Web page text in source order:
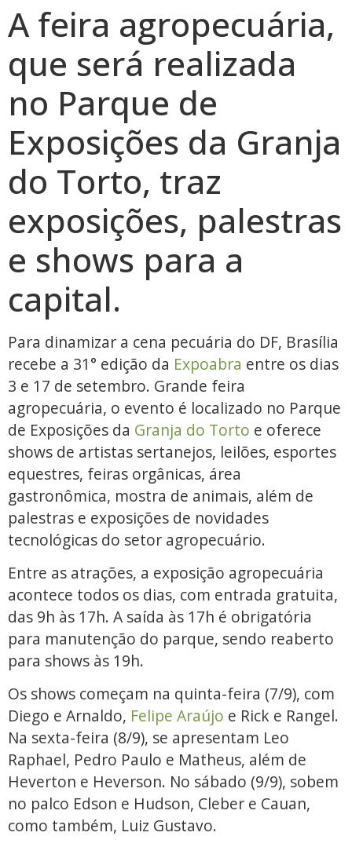
A feira agropecuária,
que será realizada
no Parque de
Exposições da Granja
do Torto, traz
exposições, palestras
e shows para a
capital.
Para dinamizar a cena pecuária do DF, Brasília
recebe a 31° edição da Expoabra entre os dias
3 e 17 de setembro. Grande feira
agropecuária, o evento é localizado no Parque
de Exposições da Granja do Torto e oferece
shows de artistas sertanejos, leilões, esportes
equestres, feiras orgânicas, área
gastronômica, mostra de animais, além de
palestras e exposições de novidades
tecnológicas do setor agropecuário.
Entre as atrações, a exposição agropecuária
acontece todos os dias, com entrada gratuita,
das 9h às 17h. A saída às 17h é obrigatória
para manutenção do parque, sendo reaberto
para shows às 19h.
Os shows começam na quinta-feira (7/9), com
Diego e Arnaldo, Felipe Araújo e Rick e Rangel.
Na sexta-feira (8/9), se apresentam Leo
Raphael, Pedro Paulo e Matheus, além de
Heverton e Heverson. No sábado (9/9), sobem
no palco Edson e Hudson, Cleber e Cauan,
como também, Luiz Gustavo.